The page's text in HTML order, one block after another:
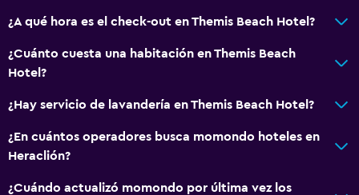
¿A qué hora es el check-out en Themis Beach Hotel?
¿Cuánto cuesta una habitación en Themis Beach
Hotel?
¿Hay servicio de lavandería en Themis Beach Hotel?
¿En cuántos operadores busca momondo hoteles en
Heraclión?
¿Cuándo actualizó momondo por última vez los